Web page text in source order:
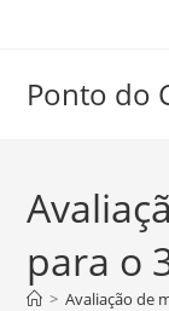
conteúdo
Ponto do
para o
> Avaliação de